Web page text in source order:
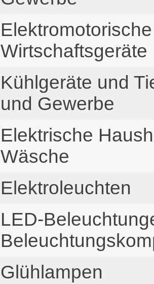
Wirtschaftsgeräte
Kühlgeräte und
und Gewerbe
Elektrische
Wäsche
Elektroleuchten
LED-
Glühlampen